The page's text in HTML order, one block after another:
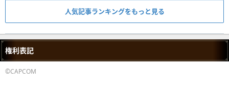
人気記事ランキングをもっと見る
権利表記
©CAPCOM